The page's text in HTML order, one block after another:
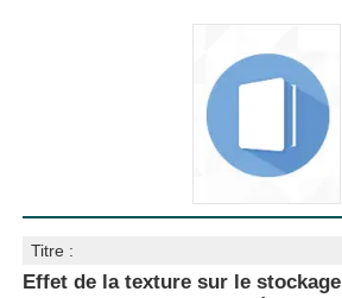
Titre :
Effet de la texture sur le stockage